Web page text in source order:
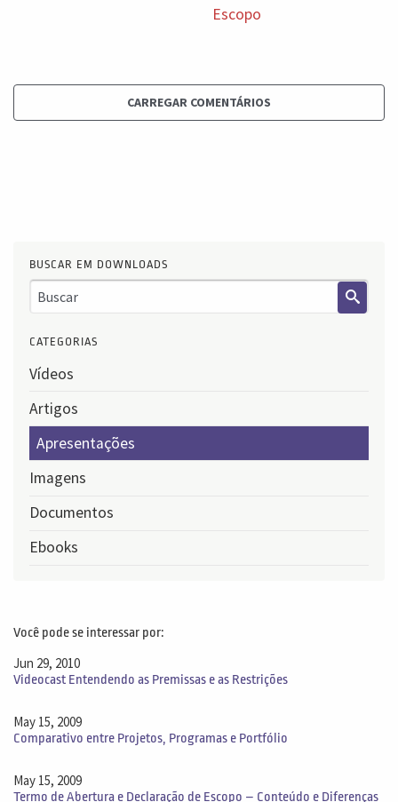
Escopo
CARREGAR COMENTÁRIOS
BUSCAR EM DOWNLOADS
CATEGORIAS
Vídeos
Artigos
Apresentações
Imagens
Documentos
Ebooks
Você pode se interessar por:
Jun 29, 2010
Videocast Entendendo as Premissas e as Restrições
May 15, 2009
Comparativo entre Projetos, Programas e Portfólio
May 15, 2009
Termo de Abertura e Declaração de Escopo – Conteúdo e Diferenças